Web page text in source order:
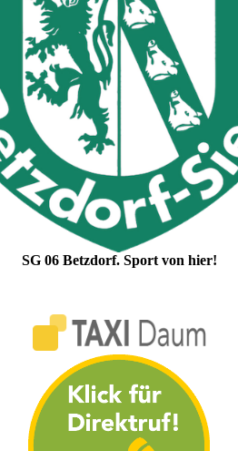
SG 06 Betzdorf. Sport von hier!